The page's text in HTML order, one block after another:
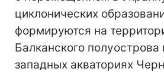
циклонических
формируются на
Балканского полуострова
западных акваториях